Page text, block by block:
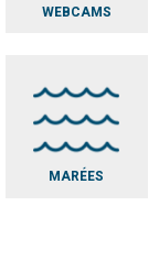
WEBCAMS
MARÉES